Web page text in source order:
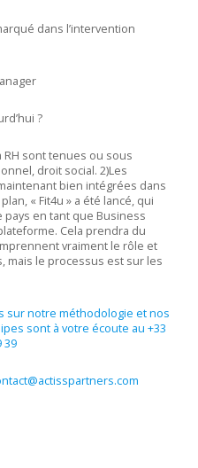
dans l’intervention
?
RH sont tenues ou sous
droit social. 2)Les
bien intégrées dans
« Fit4u » a été lancé, qui
pays en tant que Business
Cela prendra du
vraiment le rôle et
mais le processus est sur les
sur notre méthodologie et nos
sont à votre écoute au +33
39